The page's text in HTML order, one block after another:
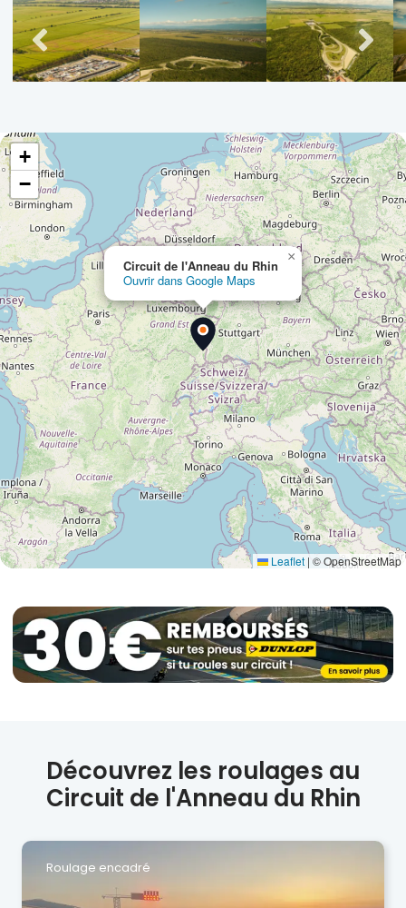
Circuit de l'Anneau du Rhin
Ouvrir dans Google Maps
×
+
−
Leaflet | © OpenStreetMap
Découvrez les roulages au
Circuit de l'Anneau du Rhin
Roulage encadré